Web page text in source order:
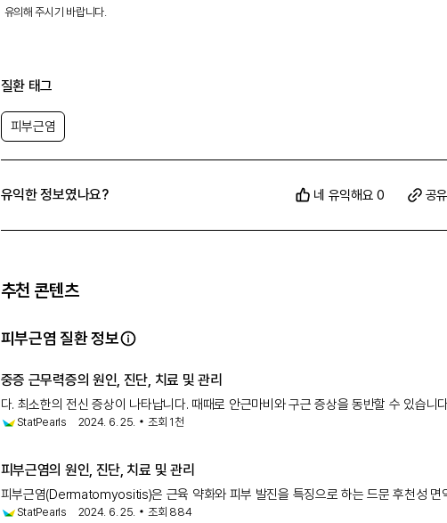
유의해 주시기 바랍니다.
질환 태그
피부근염
유익한 정보였나요? 네 유익해요 0 공
추천 콘텐츠
피부근염 질환 정보
중증 근무력증의 원인, 진단, 치료 및 관리
다. 최소한의 전신 증상이 나타납니다. 때때로 안근마비와 구근 증상을 동반할 수 있습니
다발성 근염 및 피부근염 은 근위부 근육 약화를 일으키며 보통 통증을 동반합니다.
StatPearls 2024. 6. 25. 조회 1천
피부근염의 원인, 진단, 치료 및 관리
피부근염(Dermatomyositis)은 근육 약화와 피부 발진을 특징으로 하는 드문 후천성 면
근육 질환입
StatPearls 2024. 6. 25. 조회 884